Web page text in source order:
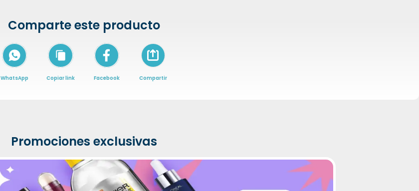
Comparte este producto
WhatsApp Copiar link Facebook
Icon of arrow-up-from-square
Compartir
Promociones exclusivas